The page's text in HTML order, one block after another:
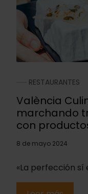
RESTAURANTES
València
marchando
con
8 de mayo 2024
«La perfección sí